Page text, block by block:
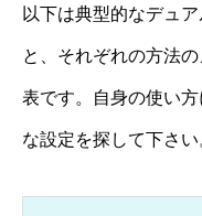
以下は典型的なデュ
と、それぞれの方法
表です。自身の使い
な設定を探して下さい